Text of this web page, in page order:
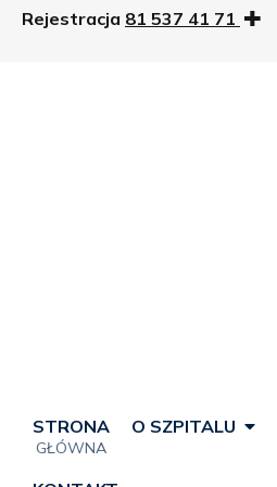
Rejestracja 81 537 41 71
STRONA
GŁÓWNA
O SZPITALU